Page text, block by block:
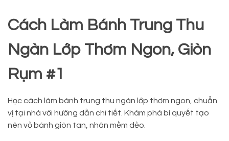
Cách Làm Bánh Trung Thu
Ngàn Lớp Thơm Ngon, Giòn
Rụm #1
Học cách làm bánh trung thu ngàn lớp thơm ngon, chuẩn
vị tại nhà với hướng dẫn chi tiết. Khám phá bí quyết tạo
nên vỏ bánh giòn tan, nhân mềm dẻo.